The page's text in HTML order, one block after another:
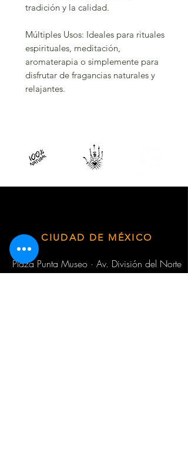
tradición y la calidad.
Múltiples Usos: Ideales para rituales
espirituales, meditación,
aromaterapia o simplemente para
disfrutar de fragancias naturales y
relajantes.
CIUDAD DE MÉXICO
Plaza Punta Museo · Av. División del Norte
3572, Planta Baja, Local Terra 01/D ·